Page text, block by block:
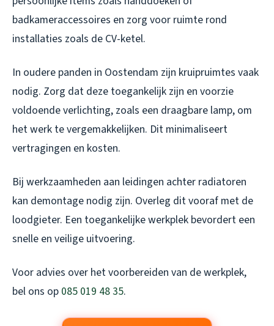
badkameraccessoires en zorg voor ruimte rond
installaties zoals de CV-ketel.
In oudere panden in Oostendam zijn kruipruimtes vaak
nodig. Zorg dat deze toegankelijk zijn en voorzie
voldoende verlichting, zoals een draagbare lamp, om
het werk te vergemakkelijken. Dit minimaliseert
vertragingen en kosten.
Bij werkzaamheden aan leidingen achter radiatoren
kan demontage nodig zijn. Overleg dit vooraf met de
loodgieter. Een toegankelijke werkplek bevordert een
snelle en veilige uitvoering.
Voor advies over het voorbereiden van de werkplek,
bel ons op 085 019 48 35.